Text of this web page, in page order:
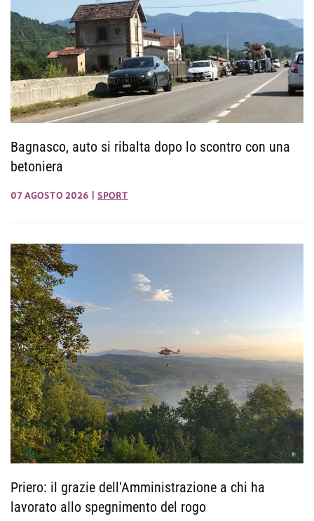
Bagnasco, auto si ribalta dopo lo scontro con una
betoniera
07 AGOSTO 2026 SPORT
Priero: il grazie dell'Amministrazione a chi ha
lavorato allo spegnimento del rogo